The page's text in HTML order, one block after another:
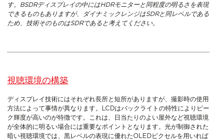
す。BSDRディスプレイの中にはHDRモニターと同程度の明るさを表現
できるものもありますが、ダイナミックレンジはSDRと同レベルである
ため、技術そのものはSDRであると考えてください。
視聴環境の構築
ディスプレイ技術にはそれぞれ長所と短所がありますが、撮影時の使用
方法によって事情が異なります。LCDはバックライトの特性によりピー
ク輝度が高いのが特徴です。これは、日当たりのよい屋外など視聴環境
が全体的に明るい場合には重要なポイントとなります。光が制御された
暗い視聴環境では、黒レベルの表現に優れたOLEDピクセルを用いれば